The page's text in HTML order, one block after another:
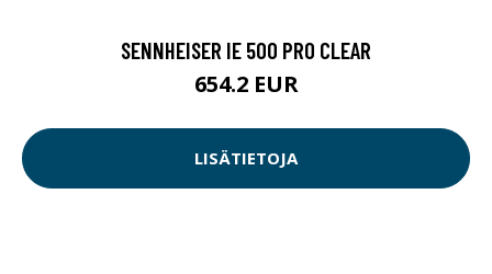
SENNHEISER IE 500 PRO CLEAR
654.2 EUR
LISÄTIETOJA